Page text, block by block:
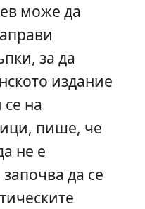
може да
за да
издание
се на
пише, че
не е
да се